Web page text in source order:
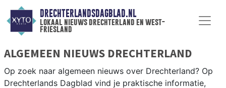
DRECHTERLANDSDAGBLAD.NL
lokaal nieuws drechterland en west-
friesland
ALGEMEEN NIEUWS DRECHTERLAND
Op zoek naar algemeen nieuws over Drechterland? Op
Drechterlands Dagblad vind je praktische informatie,